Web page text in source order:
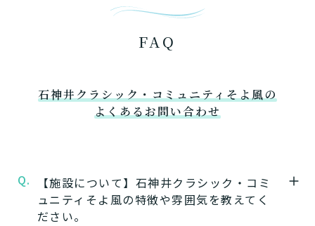
FAQ
石神井クラシック・コミュニティそよ風の
よくあるお問い合わせ
Q.
【施設について】石神井クラシック・コミ
ュニティそよ風の特徴や雰囲気を教えてく
ださい。